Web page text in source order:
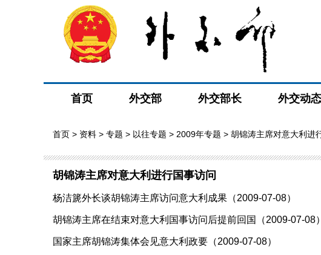
首页 外交部 外交部长 外交动态
首页 > 资料 > 专题 > 以往专题 > 2009年专题 > 胡锦涛主席对意大利进
胡锦涛主席对意大利进行国事访问
杨洁篪外长谈胡锦涛主席访问意大利成果（2009-07-08）
胡锦涛主席在结束对意大利国事访问后提前回国（2009-07-08）
国家主席胡锦涛集体会见意大利政要（2009-07-08）